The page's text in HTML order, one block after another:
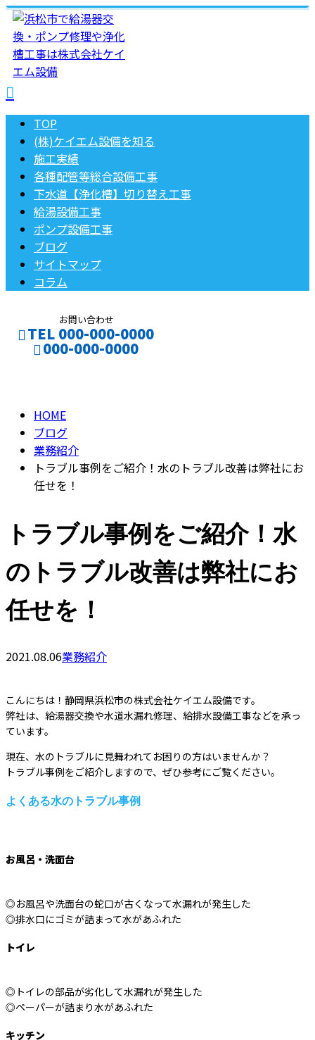
TOP
(株)ケイエム設備を知る
施工実績
各種配管等総合設備工事
下水道【浄化槽】切り替え工事
給湯設備工事
ポンプ設備工事
ブログ
サイトマップ
コラム
お問い合わせ
TEL 000-000-0000
000-000-0000
HOME
ブログ
業務紹介
トラブル事例をご紹介！水のトラブル改善は弊社にお
任せを！
トラブル事例をご紹介！水
のトラブル改善は弊社にお
任せを！
2021.08.06業務紹介
こんにちは！静岡県浜松市の株式会社ケイエム設備です。
弊社は、給湯器交換や水道水漏れ修理、給排水設備工事などを承っ
ています。
現在、水のトラブルに見舞われてお困りの方はいませんか？
トラブル事例をご紹介しますので、ぜひ参考にご覧ください。
よくある水のトラブル事例
お風呂・洗面台
◎お風呂や洗面台の蛇口が古くなって水漏れが発生した
◎排水口にゴミが詰まって水があふれた
トイレ
◎トイレの部品が劣化して水漏れが発生した
◎ペーパーが詰まり水があふれた
キッチン